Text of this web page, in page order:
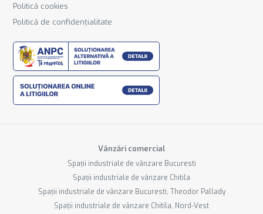
Politică cookies
Politică de confidențialitate
Vânzări comercial
Spații industriale de vânzare Bucuresti
Spații industriale de vânzare Chitila
Spații industriale de vânzare Bucuresti, Theodor Pallady
Spații industriale de vânzare Chitila, Nord-Vest